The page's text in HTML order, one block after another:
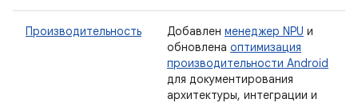
Производительность Добавлен менеджер NPU и
обновлена ​​оптимизация
производительности Android
для документирования
архитектуры, интеграции и